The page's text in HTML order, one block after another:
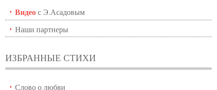
Видеос Э.Асадовым
Наши партнеры
ИЗБРАННЫЕ СТИХИ
Слово о любви